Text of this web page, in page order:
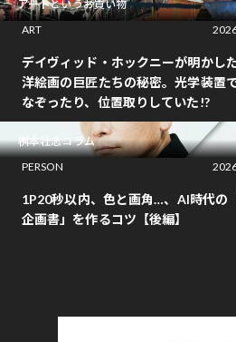
アートというお買い物
ART
デイヴィッド・ホックニーが明かし
洋絵画の巨匠たちの秘密。光学装置
なぞったり、位置取りしていた!?
桝本壮志コラム
PERSON
1P20秒以内、色と画角…、AI時代の
企画書」を作るコツ【後編】